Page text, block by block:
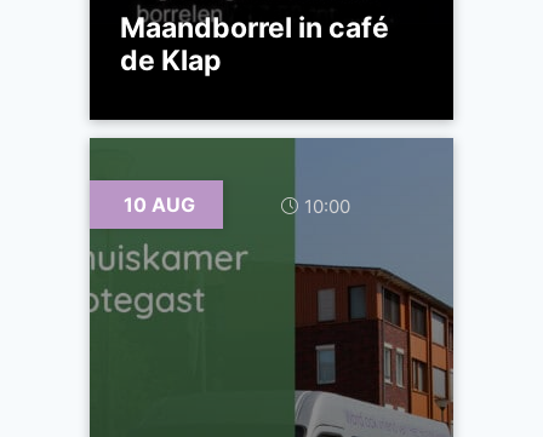
Maandborrel in café
de Klap
10 AUG 10:00